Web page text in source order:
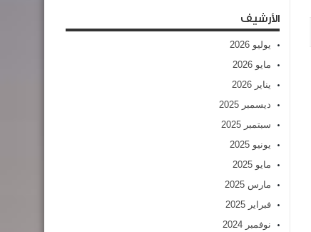
الأرشيف
يوليو 2026
مايو 2026
يناير 2026
ديسمبر 2025
سبتمبر 2025
يونيو 2025
مايو 2025
مارس 2025
فبراير 2025
نوفمبر 2024